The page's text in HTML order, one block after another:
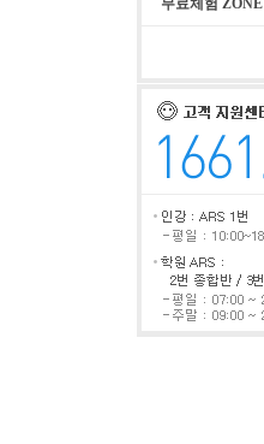
무료체험 ZONE